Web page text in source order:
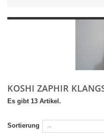
KOSHI ZAPHIR
Es gibt 13 Artikel.
Sortierung